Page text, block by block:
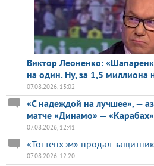
Виктор Леоненко:
на один. Ну, за 1,5 миллиона
07.08.2026, 13:02
«С надеждой на лучшее», —
матче «Динамо» — «Карабах»
07.08.2026, 12:41
«Тоттенхэм» продал
07.08.2026, 12:20